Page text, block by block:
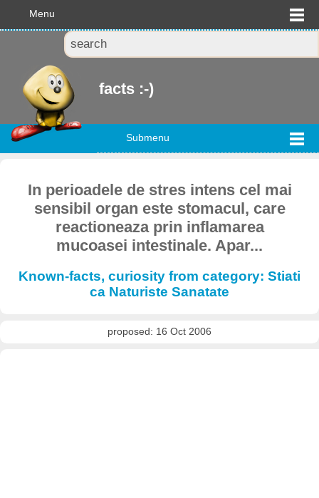
Menu
facts :-)
Submenu
In perioadele de stres intens cel mai
sensibil organ este stomacul, care
reactioneaza prin inflamarea
mucoasei intestinale. Apar...
Known-facts, curiosity from category: Stiati
ca Naturiste Sanatate
proposed: 16 Oct 2006